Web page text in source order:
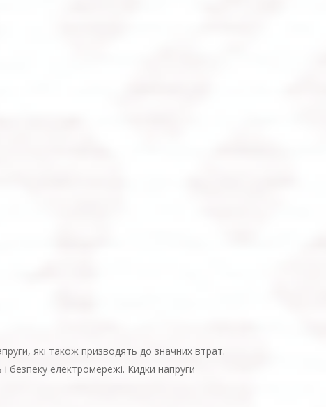
які також призводять до значних втрат.
безпеку електромережі. Кидки напруги